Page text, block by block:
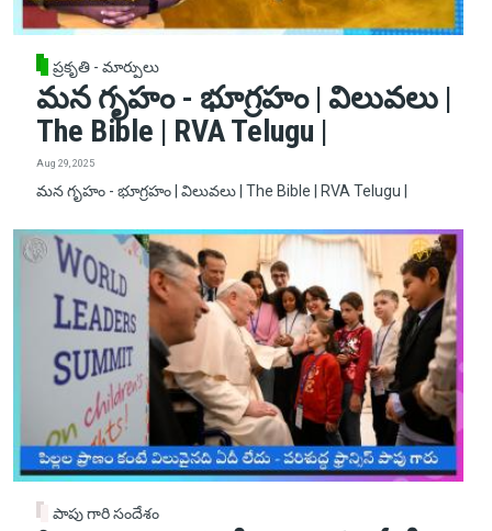
ప్రకృతి - మార్పులు
మన గృహం - భూగ్రహం | విలువలు |
The Bible | RVA Telugu |
Aug 29, 2025
మన గృహం - భూగ్రహం | విలువలు | The Bible | RVA Telugu |
పాపు గారి సందేశం